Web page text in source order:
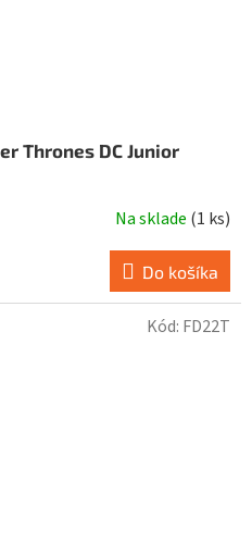
Thrones DC Junior
Na sklade (1 ks)
Do košíka
Kód: FD22T